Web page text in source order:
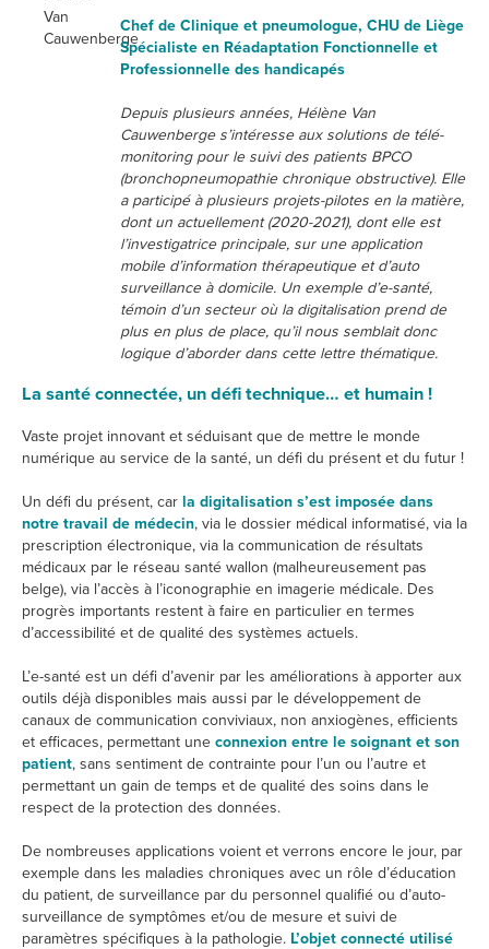
Chef de Clinique et pneumologue, CHU de Liège
Spécialiste en Réadaptation Fonctionnelle et
Professionnelle des handicapés
Depuis plusieurs années, Hélène Van
Cauwenberge s’intéresse aux solutions de télé-
monitoring pour le suivi des patients BPCO
(bronchopneumopathie chronique obstructive). Elle
a participé à plusieurs projets-pilotes en la matière,
dont un actuellement (2020-2021), dont elle est
l’investigatrice principale, sur une application
mobile d’information thérapeutique et d’auto
surveillance à domicile. Un exemple d’e-santé,
témoin d’un secteur où la digitalisation prend de
plus en plus de place, qu’il nous semblait donc
logique d’aborder dans cette lettre thématique.
La santé connectée, un défi technique… et humain !
Vaste projet innovant et séduisant que de mettre le monde
numérique au service de la santé, un défi du présent et du futur !
Un défi du présent, car la digitalisation s’est imposée dans
notre travail de médecin, via le dossier médical informatisé, via la
prescription électronique, via la communication de résultats
médicaux par le réseau santé wallon (malheureusement pas
belge), via l’accès à l’iconographie en imagerie médicale. Des
progrès importants restent à faire en particulier en termes
d’accessibilité et de qualité des systèmes actuels.
L’e-santé est un défi d’avenir par les améliorations à apporter aux
outils déjà disponibles mais aussi par le développement de
canaux de communication conviviaux, non anxiogènes, efficients
et efficaces, permettant une connexion entre le soignant et son
patient, sans sentiment de contrainte pour l’un ou l’autre et
permettant un gain de temps et de qualité des soins dans le
respect de la protection des données.
De nombreuses applications voient et verrons encore le jour, par
exemple dans les maladies chroniques avec un rôle d’éducation
du patient, de surveillance par du personnel qualifié ou d’auto-
surveillance de symptômes et/ou de mesure et suivi de
paramètres spécifiques à la pathologie. L’objet connecté utilisé